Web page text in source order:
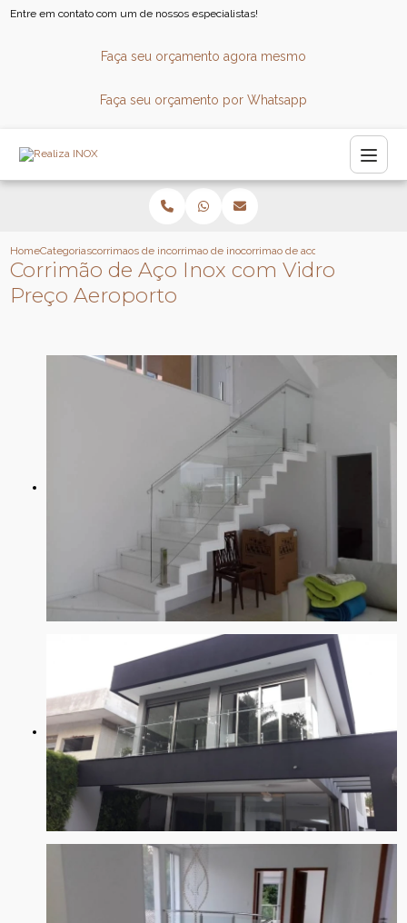
Entre em contato com um de nossos especialistas!
Faça seu orçamento agora mesmo
Faça seu orçamento por Whatsapp
HomeCategoriascorrimaos de inoxcorrimao de inox para escada caracol
corrimao de aco inox com vidro
Corrimão de Aço Inox com Vidro
Preço Aeroporto